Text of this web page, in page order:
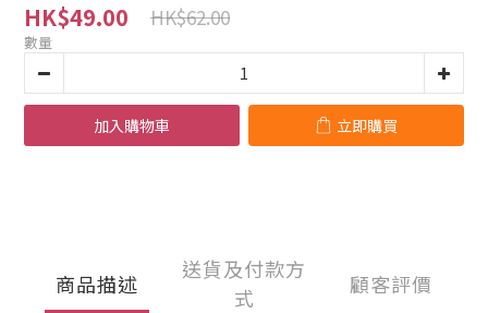
HK$49.00 HK$62.00
數量
加入購物車 立即購買
商品描述
送貨及付款方
式
顧客評價